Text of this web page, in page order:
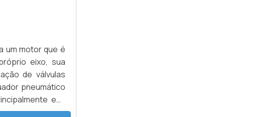
um motor que é
eixo, sua
de válvulas
pneumático
em:
unidades de